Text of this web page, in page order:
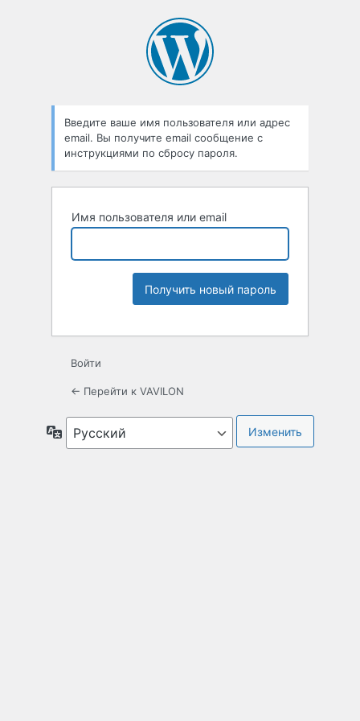
Введите ваше имя пользователя или адрес
email. Вы получите email сообщение с
инструкциями по сбросу пароля.
Имя пользователя или email
Войти
← Перейти к VAVILON
Язык